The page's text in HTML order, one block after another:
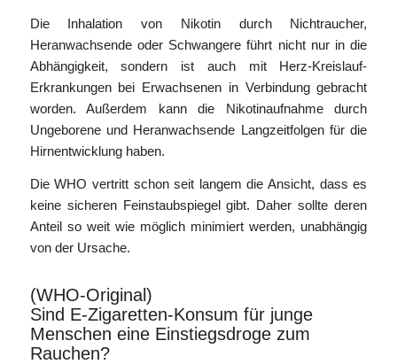
Die Inhalation von Nikotin durch Nichtraucher,
Heranwachsende oder Schwangere führt nicht nur in die
Abhängigkeit, sondern ist auch mit Herz-Kreislauf-
Erkrankungen bei Erwachsenen in Verbindung gebracht
worden. Außerdem kann die Nikotinaufnahme durch
Ungeborene und Heranwachsende Langzeitfolgen für die
Hirnentwicklung haben.
Die WHO vertritt schon seit langem die Ansicht, dass es
keine sicheren Feinstaubspiegel gibt. Daher sollte deren
Anteil so weit wie möglich minimiert werden, unabhängig
von der Ursache.
(WHO-Original)
Sind E-Zigaretten-Konsum für junge
Menschen eine Einstiegsdroge zum
Rauchen?